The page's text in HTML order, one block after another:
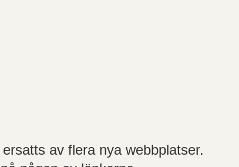
av flera nya webbplatser.